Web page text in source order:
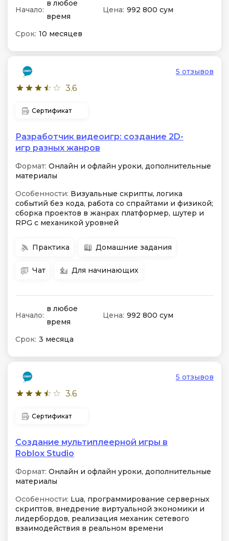
Начало:
в любое
время
Цена: 992 800 сум
Срок: 10 месяцев
3.6
5 отзывов
Сертификат
Разработчик видеоигр: создание 2D-
игр разных жанров
Формат: Онлайн и офлайн уроки, дополнительные
материалы
Особенности: Визуальные скрипты, логика
событий без кода, работа со спрайтами и физикой;
сборка проектов в жанрах платформер, шутер и
RPG с механикой уровней
Практика Домашние задания
Чат Для начинающих
Начало:
в любое
время
Цена: 992 800 сум
Срок: 3 месяца
3.6
5 отзывов
Сертификат
Создание мультиплеерной игры в
Roblox Studio
Формат: Онлайн и офлайн уроки, дополнительные
материалы
Особенности: Lua, программирование серверных
скриптов, внедрение виртуальной экономики и
лидербордов, реализация механик сетевого
взаимодействия в реальном времени